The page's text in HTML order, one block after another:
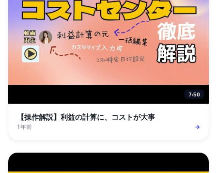
7:50
【操作解説】利益の計算に、コストが大事
1年前 →